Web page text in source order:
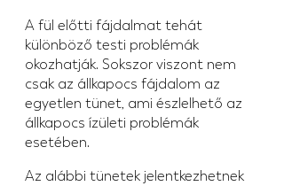
A fül előtti fájdalmat tehát
különböző testi problémák
okozhatják. Sokszor viszont nem
csak az állkapocs fájdalom az
egyetlen tünet, ami észlelhető az
állkapocs ízületi problémák
esetében.
Az alábbi tünetek jelentkezhetnek